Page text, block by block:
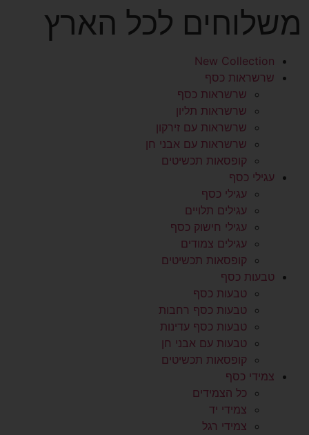
משלוחים לכל הארץ
New Collection
שרשראות כסף
שרשראות כסף
שרשראות תליון
שרשראות עם זירקון
שרשראות עם אבני חן
קופסאות תכשיטים
עגילי כסף
עגילי כסף
עגילים תלויים
עגילי חישוק כסף
עגילים צמודים
קופסאות תכשיטים
טבעות כסף
טבעות כסף
טבעות כסף רחבות
טבעות כסף עדינות
טבעות עם אבני חן
קופסאות תכשיטים
צמידי כסף
כל הצמידים
צמידי יד
צמידי רגל